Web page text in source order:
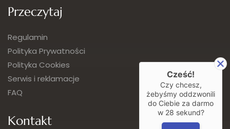
Przeczytaj
Regulamin
Polityka Prywatności
Polityka Cookies
Serwis i reklamacje
FAQ
Kontakt
Cześć!
Czy chcesz,
żebyśmy oddzwonili
do Ciebie za darmo
w 28 sekund?